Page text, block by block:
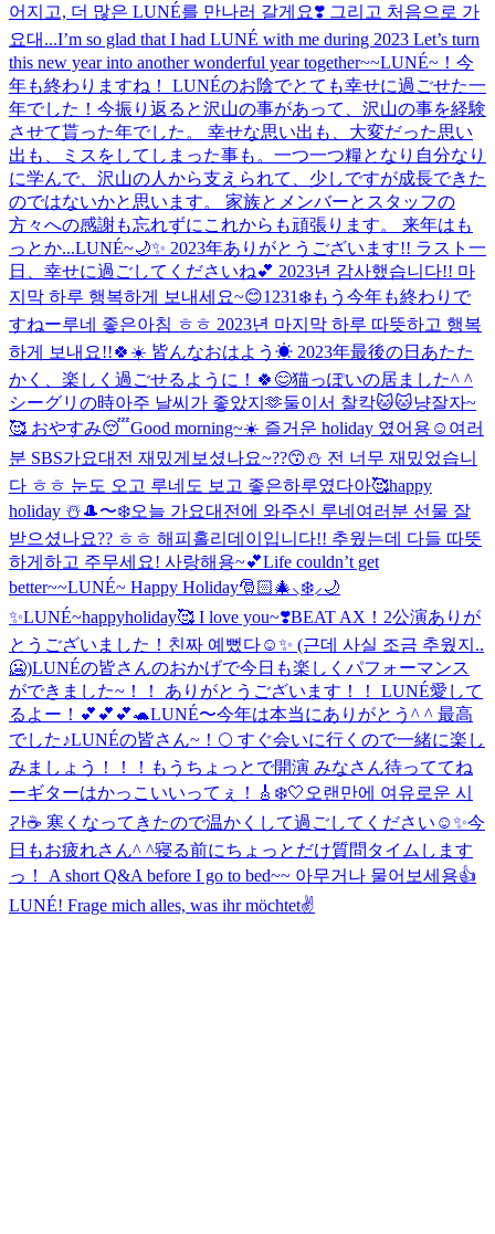
어지고, 더 많은 LUNÉ를 만나러 갈게요❣️ 그리고 처음으로 가
요대...I’m so glad that I had LUNÉ with me during 2023 Let’s turn
this new year into another wonderful year together~~LUNÉ~！今
年も終わりますね！ LUNÉのお陰でとても幸せに過ごせた一
年でした！今振り返ると沢山の事があって、沢山の事を経験
させて貰った年でした。 幸せな思い出も、大変だった思い
出も、ミスをしてしまった事も。一つ一つ糧となり自分なり
に学んで、沢山の人から支えられて、少しですが成長できた
のではないかと思います。 家族とメンバーとスタッフの
方々への感謝も忘れずにこれからも頑張ります。 来年はも
っとか...LUNÉ~🌙✨️ 2023年ありがとうございます!! ラスト一
日、幸せに過ごしてくださいね💕︎ 2023년 감사했습니다!! 마
지막 하루 행복하게 보내세요~😊1231❄️もう今年も終わりで
すねー루네 좋은아침 ㅎㅎ 2023년 마지막 하루 따뜻하고 행복
하게 보내요!!🍀☀️ 皆んなおはよう☀ 2023年最後の日あたた
かく、楽しく過ごせるように！🍀😊猫っぽいの居ました^ ^
シーグリの時아주 날씨가 좋았지🫶둘이서 찰칵🐱🐱냥잘자~
🥰 おやすみ😴Good morning~☀️ 즐거운 holiday 였어용☺️ 여러
분 SBS가요대전 재밌게보셨나요~??😙⛄️ 전 너무 재밌었습니
다 ㅎㅎ 눈도 오고 루네도 보고 좋은하루였다아🥰happy
holiday ☃️🎩〜❄️오늘 가요대전에 와주신 루네여러분 선물 잘
받으셨나요?? ㅎㅎ 해피홀리데이입니다!! 추웠는데 다들 따뜻
하게하고 주무세요! 사랑해용~💕Life couldn’t get
better~~LUNÉ~ Happy Holiday🎅🏻🎄⸜❄️⸝🌙
✨LUNÉ~happyholiday🥰 I love you~❣️BEAT AX！2公演ありが
とうございました！ 친짜 예뻤다☺️✨ (근데 사실 조금 추웠지..
🥶)LUNÉの皆さんのおかげで今日も楽しくパフォーマンス
ができました~！！ ありがとうございます！！ LUNÉ愛して
るよー！💕💕💕🐢LUNÉ〜今年は本当にありがとう^ ^ 最高
でした♪LUNÉの皆さん~！🌕 すぐ会いに行くので一緒に楽し
みましょう！！！ もうちょっとで開演 みなさん待っててね
ーギターはかっこいいってぇ！🎸 ❄️🤍 오랜만에 여유로운 시
간☕️ 寒くなってきたので温かくして過ごしてください☺️✨今
日もお疲れさん^ ^寝る前にちょっとだけ質問タイムします
っ！ A short Q&A before I go to bed~~ 아무거나 물어보세용👍
LUNÉ! Frage mich alles, was ihr möchtet✌️